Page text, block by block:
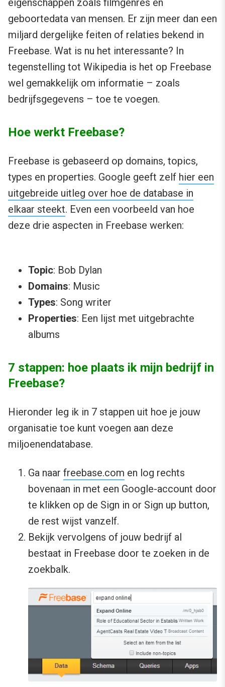
geboortedata van mensen. Er zijn meer dan een
miljard dergelijke feiten of relaties bekend in
Freebase. Wat is nu het interessante? In
tegenstelling tot Wikipedia is het op Freebase
wel gemakkelijk om informatie – zoals
bedrijfsgegevens – toe te voegen.
Hoe werkt Freebase?
Freebase is gebaseerd op domains, topics,
types en properties. Google geeft zelf hier een
uitgebreide uitleg over hoe de database in
elkaar steekt. Even een voorbeeld van hoe
deze drie aspecten in Freebase werken:
Topic: Bob Dylan
Domains: Music
Types: Song writer
Properties: Een lijst met uitgebrachte
albums
7 stappen: hoe plaats ik mijn bedrijf in
Freebase?
Hieronder leg ik in 7 stappen uit hoe je jouw
organisatie toe kunt voegen aan deze
miljoenendatabase.
Ga naar freebase.com en log rechts
bovenaan in met een Google-account door
te klikken op de Sign in or Sign up button,
de rest wijst vanzelf.
Bekijk vervolgens of jouw bedrijf al
bestaat in Freebase door te zoeken in de
zoekbalk.